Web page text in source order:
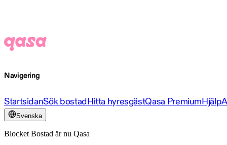
Navigering
StartsidanSök bostadHitta hyresgästQasa PremiumHjälp
Svenska
Blocket Bostad är nu Qasa